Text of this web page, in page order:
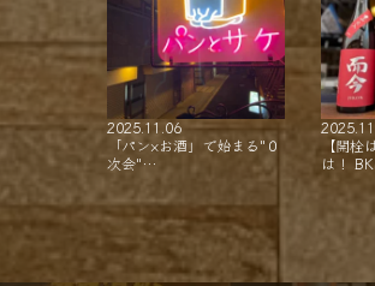
2025.11.06
「パン×お酒」で始まる"０
次会"…
【開
は！